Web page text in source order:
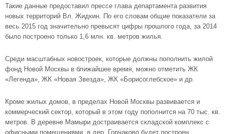
Такие данные предоставил прессе глава департамента развития
новых территорий Вл. Жидкин. По его словам общие показатели за
весь 2015 год значительно превысят цифры прошлого года, за 2014
было построено только 1,6 млн. кв. метров жилья.
Среди масштабных новостроек, которые должны пополнить жилой
фонд Новой Москвы в ближайшее время, можно отметить ЖК
«Легенда», ЖК «Новая Звезда», ЖК «Борисоглебское» и др.
Кроме жилых домов, в пределах Новой Москвы развивается и
коммерческий сектор, который в этом году пополнится на 70 тыс. кв.
метров. В деревне Мамыри достраивается складской комплекс с
офисными помещениями, в дер. Горчаково будет построен